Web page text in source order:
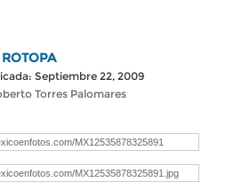
ROTOPA
Septiembre 22, 2009
Torres Palomares